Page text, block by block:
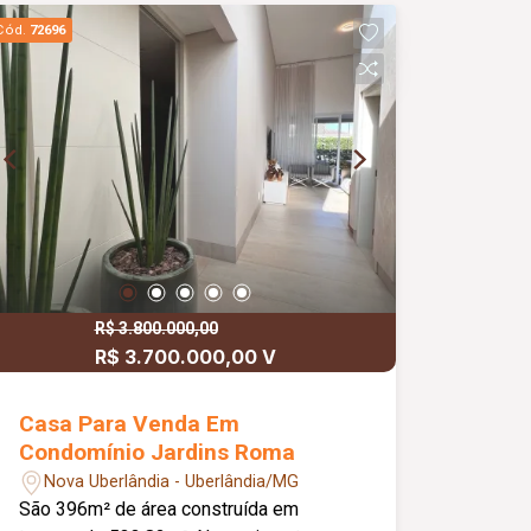
72696
R$ 3.800.000,00
R$ 3.700.000,00 V
Casa Para Venda Em
Condomínio Jardins Roma
Nova Uberlândia - Uberlândia/MG
São 396m² de área construída em